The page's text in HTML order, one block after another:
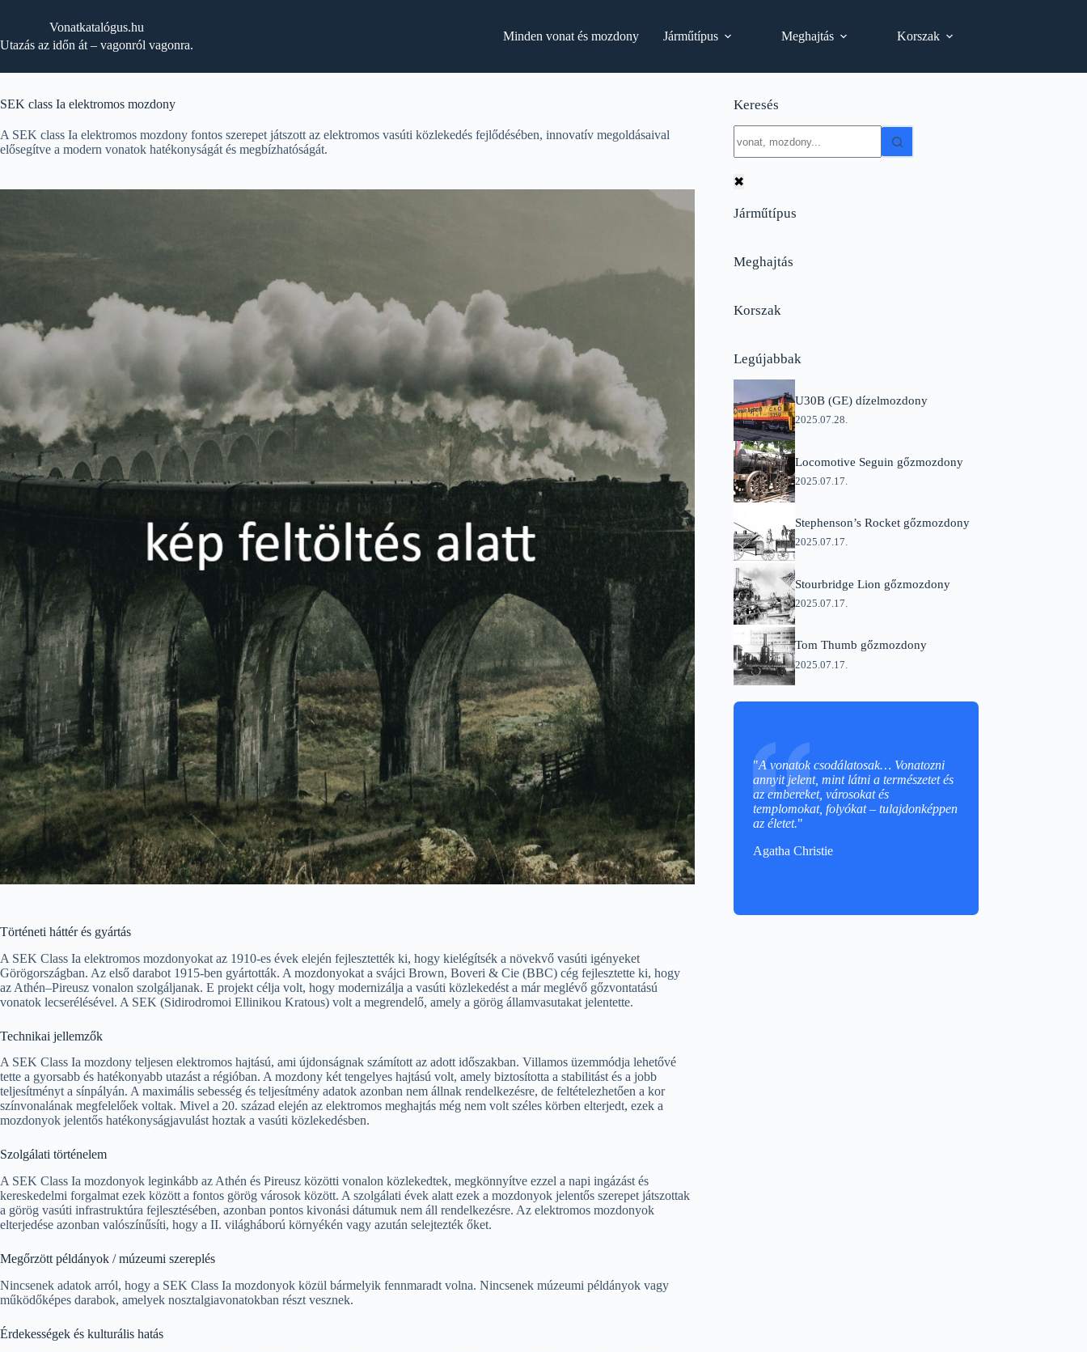
Vonatkatalógus.hu
Utazás az időn át – vagonról vagonra.
Minden vonat és mozdony Járműtípus Meghajtás Korszak
SEK class Ia elektromos mozdony
A SEK class Ia elektromos mozdony fontos szerepet játszott az elektromos vasúti közlekedés fejlődésében, innovatív megoldásaival
elősegítve a modern vonatok hatékonyságát és megbízhatóságát.
Történeti háttér és gyártás
A SEK Class Ia elektromos mozdonyokat az 1910-es évek elején fejlesztették ki, hogy kielégítsék a növekvő vasúti igényeket
Görögországban. Az első darabot 1915-ben gyártották. A mozdonyokat a svájci Brown, Boveri & Cie (BBC) cég fejlesztette ki, hogy
az Athén–Pireusz vonalon szolgáljanak. E projekt célja volt, hogy modernizálja a vasúti közlekedést a már meglévő gőzvontatású
vonatok lecserélésével. A SEK (Sidirodromoi Ellinikou Kratous) volt a megrendelő, amely a görög államvasutakat jelentette.
Technikai jellemzők
A SEK Class Ia mozdony teljesen elektromos hajtású, ami újdonságnak számított az adott időszakban. Villamos üzemmódja lehetővé
tette a gyorsabb és hatékonyabb utazást a régióban. A mozdony két tengelyes hajtású volt, amely biztosította a stabilitást és a jobb
teljesítményt a sínpályán. A maximális sebesség és teljesítmény adatok azonban nem állnak rendelkezésre, de feltételezhetően a kor
színvonalának megfelelőek voltak. Mivel a 20. század elején az elektromos meghajtás még nem volt széles körben elterjedt, ezek a
mozdonyok jelentős hatékonyságjavulást hoztak a vasúti közlekedésben.
Szolgálati történelem
A SEK Class Ia mozdonyok leginkább az Athén és Pireusz közötti vonalon közlekedtek, megkönnyítve ezzel a napi ingázást és
kereskedelmi forgalmat ezek között a fontos görög városok között. A szolgálati évek alatt ezek a mozdonyok jelentős szerepet játszottak
a görög vasúti infrastruktúra fejlesztésében, azonban pontos kivonási dátumuk nem áll rendelkezésre. Az elektromos mozdonyok
elterjedése azonban valószínűsíti, hogy a II. világháború környékén vagy azután selejtezték őket.
Megőrzött példányok / múzeumi szereplés
Nincsenek adatok arról, hogy a SEK Class Ia mozdonyok közül bármelyik fennmaradt volna. Nincsenek múzeumi példányok vagy
működőképes darabok, amelyek nosztalgiavonatokban részt vesznek.
Érdekességek és kulturális hatás
Keresés
results
✖
Járműtípus
Meghajtás
Korszak
Legújabbak
U30B (GE) dízelmozdony
2025.07.28.
Locomotive Seguin gőzmozdony
2025.07.17.
Stephenson’s Rocket gőzmozdony
2025.07.17.
Stourbridge Lion gőzmozdony
2025.07.17.
Tom Thumb gőzmozdony
2025.07.17.
"A vonatok csodálatosak… Vonatozni
annyit jelent, mint látni a természetet és
az embereket, városokat és
templomokat, folyókat – tulajdonképpen
az életet."
Agatha Christie